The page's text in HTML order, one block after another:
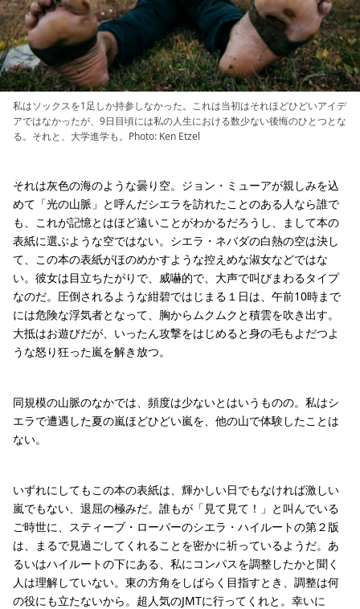
私はソックスを1足しか持参しなかった。これは当初はそれほどひどいアイデ
アではなかったが、9日目頃には私の人生における数少ない後悔のひとつとな
る。それと、大学進学も。Photo: Ken Etzel
それは灰色の海のような曇り空。ジョン・ミューアが親しみを込
めて「光の山脈」と呼んだシエラを訪れたことのある人なら誰で
も、これが記憶とはほど遠いことがわかるだろうし、まして本の
表紙に選ぶような空ではない。シエラ・ネバダの白熱の空は決し
て、この本の表紙がほのめかすような控えめな淑女などではな
い。彼女は目立ちたがりで、威嚇的で、大声で叫びまわるタイプ
なのだ。圧倒されるような紺碧ではじまる１日は、午前10時まで
には危険な浮気者となって、胸からムクムクと積雲を吹き出す。
大抵はお遊びだが、いったん攻撃をはじめると身の毛もよだつよ
うな怒り狂った嵐を解き放つ。
同規模の山脈のなかでは、頻度は少ないとはいうものの。私はシ
エラで遭遇した夏の嵐ほどひどい嵐を、他の山で体験したことは
ない。
いずれにしてもこの本の表紙は、輝かしい日でもなければ激しい
嵐でもない、退屈の極みだ。誰もが「見て見て！」と叫んでいる
ご時世に、スティーブ・ローパーのシエラ・ハイルートの第２版
は、まるで見過ごしてくれることを密かに祈っているようだ。あ
るいはハイルートの下にある、私にコンパスを調整したかと聞く
人は理解していない。東の方角をしばらく目指すとき、調整は何
の役にも立たないから。超人気のJMTに行ってくれと。幸いに